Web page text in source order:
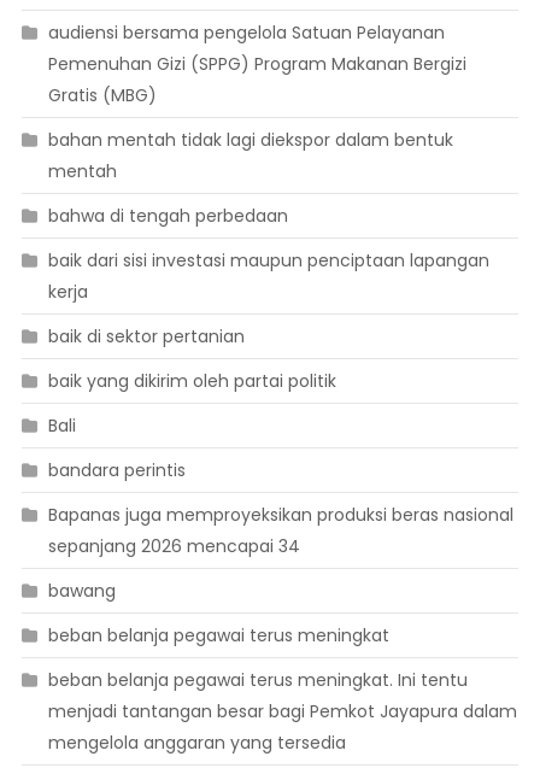
audiensi bersama pengelola Satuan Pelayanan
Pemenuhan Gizi (SPPG) Program Makanan Bergizi
Gratis (MBG)
bahan mentah tidak lagi diekspor dalam bentuk
mentah
bahwa di tengah perbedaan
baik dari sisi investasi maupun penciptaan lapangan
kerja
baik di sektor pertanian
baik yang dikirim oleh partai politik
Bali
bandara perintis
Bapanas juga memproyeksikan produksi beras nasional
sepanjang 2026 mencapai 34
bawang
beban belanja pegawai terus meningkat
beban belanja pegawai terus meningkat. Ini tentu
menjadi tantangan besar bagi Pemkot Jayapura dalam
mengelola anggaran yang tersedia